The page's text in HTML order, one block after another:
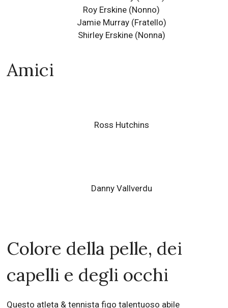
Roy Erskine (Nonno)
Jamie Murray(Fratello)
Shirley Erskine (Nonna)
Amici
Ross Hutchins
Danny Vallverdu
Colore della pelle, dei
capelli e degli occhi
Questo atleta & tennista figo talentuoso abile